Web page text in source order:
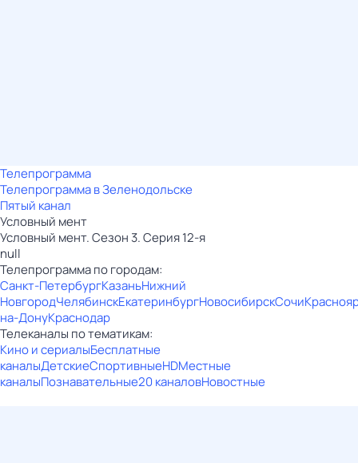
Телепрограмма
Телепрограмма в Зеленодольске
Пятый канал
Условный мент
Условный мент. Сезон 3. Серия 12-я
null
Телепрограмма по городам:
Санкт-ПетербургКазаньНижний
НовгородЧелябинскЕкатеринбургНовосибирскСочи
на-ДонуКраснодар
Телеканалы по тематикам:
Кино и сериалыБесплатные
каналыДетскиеСпортивныеHDМестные
каналыПознавательные20 каналовНовостные